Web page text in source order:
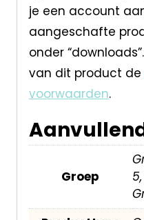
je een account
aangeschafte
onder
van dit product de
voorwaarden.
Groep